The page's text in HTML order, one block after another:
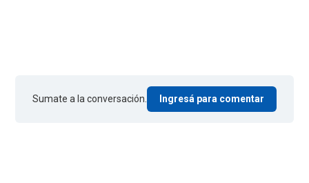
Sumate a la conversación. Ingresá para comentar